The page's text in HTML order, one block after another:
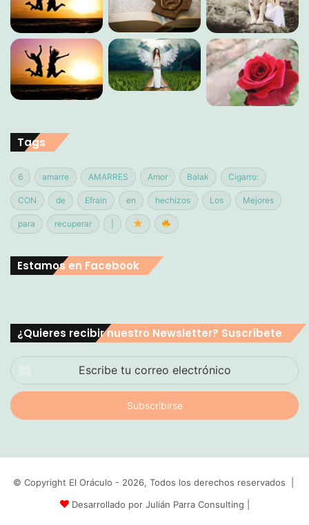
Tags
6 amarre AMARRES Amor Balak Cigarro:
CON de Efrain en hechizos Los Mejores
para recuperar
Estamos en Facebook
¿Quieres recibir nuestro Newsletter? Suscríbete
correo
electrónico
© Copyright El Oráculo - 2026, Todos los derechos reservados |
Desarrollado por Julián Parra Consulting